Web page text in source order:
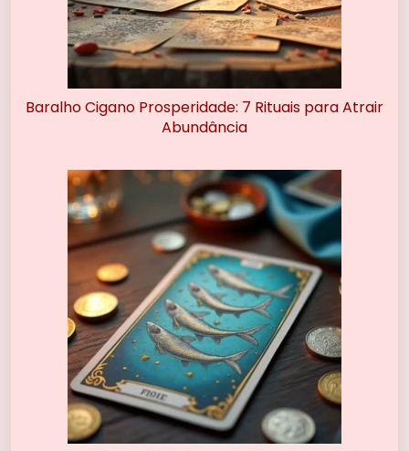
Baralho Cigano Prosperidade: 7 Rituais para Atrair
Abundância